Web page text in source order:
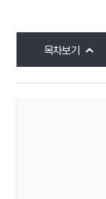
목차보기